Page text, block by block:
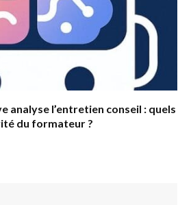
analyse l’entretien conseil : quels
du formateur ?